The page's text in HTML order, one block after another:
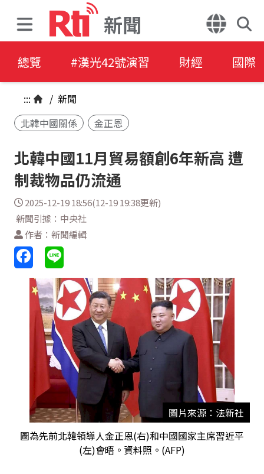
新聞
總覽 #漢光42號演習 財經 國際
::: / 新聞
北韓中國關係
金正恩
北韓中國11月貿易額創6年新高 遭
制裁物品仍流通
2025-12-19 18:56(12-19 19:38更新)
新聞引據：中央社
作者：新聞編輯
圖片來源：法新社
圖為先前北韓領導人金正恩(右)和中國國家主席習近平
(左)會晤。資料照。(AFP)